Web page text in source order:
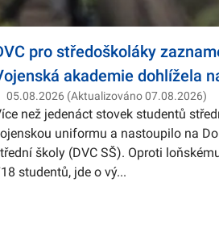
pro středoškoláky
akademie dohlížela
05.08.2026 (Aktualizováno 07.08.2026)
než jedenáct stovek studentů
uniformu a nastoupilo na
školy (DVC SŠ). Oproti
studentů, jde o vý...